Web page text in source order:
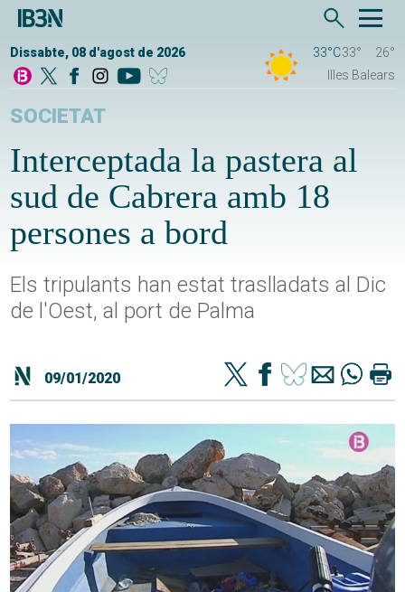
Dissabte, 08 d'agost de 2026 33°C33°
26°
Illes Balears
SOCIETAT
Interceptada la pastera al
sud de Cabrera amb 18
persones a bord
Els tripulants han estat traslladats al Dic
de l'Oest, al port de Palma
09/01/2020